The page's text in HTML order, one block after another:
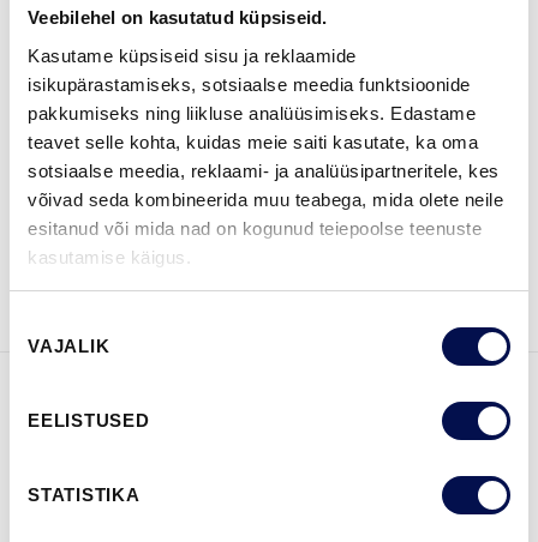
Veebilehel on kasutatud küpsiseid.
Kasutame küpsiseid sisu ja reklaamide
isikupärastamiseks, sotsiaalse meedia funktsioonide
pakkumiseks ning liikluse analüüsimiseks. Edastame
teavet selle kohta, kuidas meie saiti kasutate, ka oma
sotsiaalse meedia, reklaami- ja analüüsipartneritele, kes
võivad seda kombineerida muu teabega, mida olete neile
esitanud või mida nad on kogunud teiepoolse teenuste
kasutamise käigus.
valik
VAJALIK
EELISTUSED
STATISTIKA
BLACK
BRONZE GOLD SILVER
LEIA EDASIMÜÜJA
VAATA